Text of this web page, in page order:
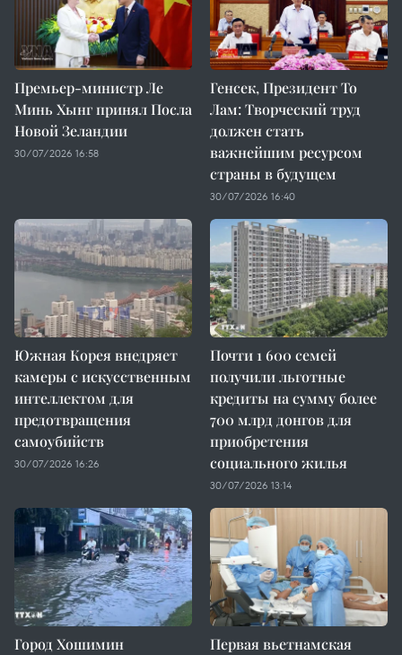
Премьер-министр Ле
Минь Хынг принял Посла
Новой Зеландии
30/07/2026 16:58
Генсек, Президент То
Лам: Творческий труд
должен стать
важнейшим ресурсом
страны в будущем
30/07/2026 16:40
Южная Корея внедряет
камеры с искусственным
интеллектом для
предотвращения
самоубийств
30/07/2026 16:26
Почти 1 600 семей
получили льготные
кредиты на сумму более
700 млрд донгов для
приобретения
социального жилья
30/07/2026 13:14
Город Хошимин
Первая вьетнамская